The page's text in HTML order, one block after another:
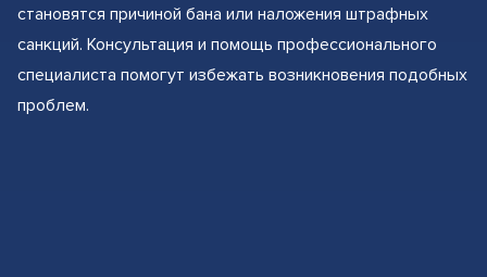
становятся причиной бана или наложения штрафных
санкций. Консультация и помощь профессионального
специалиста помогут избежать возникновения подобных
проблем.